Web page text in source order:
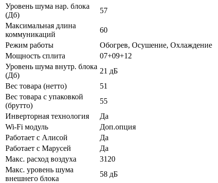
Уровень шума нар. блока
(Дб)
57
Максимальная длина
коммуникаций
60
Режим работы
Обогрев, Осушение, Охлаждение
Мощность сплита
07+09+12
Уровень шума внутр. блока
(Дб)
21 дБ
Вес товара (нетто)
51
Вес товара с упаковкой
(брутто)
55
Инверторная технология
Да
Wi-Fi модуль
Доп.опция
Работает с Алисой
Да
Работает с Марусей
Да
Макс. расход воздуха
3120
Макс. уровень шума
внешнего блока
58 дБ